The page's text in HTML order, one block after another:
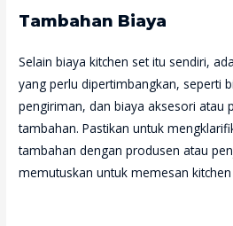
Tambahan Biaya
Selain biaya kitchen set itu sendiri,
yang perlu dipertimbangkan, seperti
pengiriman, dan biaya aksesori atau
tambahan. Pastikan untuk
tambahan dengan produsen atau
memutuskan untuk memesan kitchen